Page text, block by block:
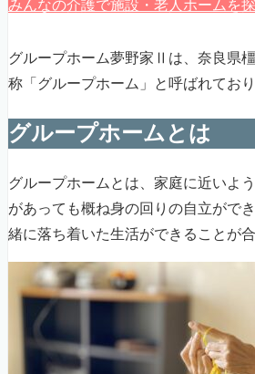
みんなの介護で施設・老人ホームを
グループホーム夢野家Ⅱは、奈良県
称「グループホーム」と呼ばれてお
グループホームとは
グループホームとは、家庭に近いよ
があっても概ね身の回りの自立がで
緒に落ち着いた生活ができることが